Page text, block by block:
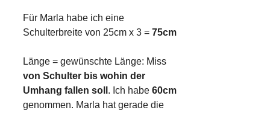
Für Marla habe ich eine
Schulterbreite von 25cm x 3 = 75cm
Länge = gewünschte Länge: Miss
von Schulter bis wohin der
Umhang fallen soll . Ich habe 60cm
genommen. Marla hat gerade die